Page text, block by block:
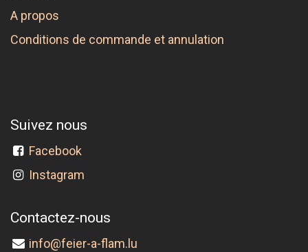
A propos
Conditions de commande et annulation
Suivez nous
Facebook
Instagram
Contactez-nous
info@feier-a-flam.lu